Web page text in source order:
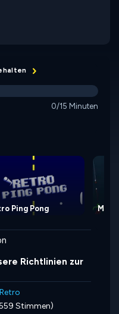
0/15 Minuten
Ping Pong
Richtlinien zur
Retro
Stimmen)